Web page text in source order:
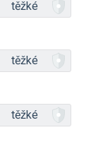
těžké
těžké
těžké